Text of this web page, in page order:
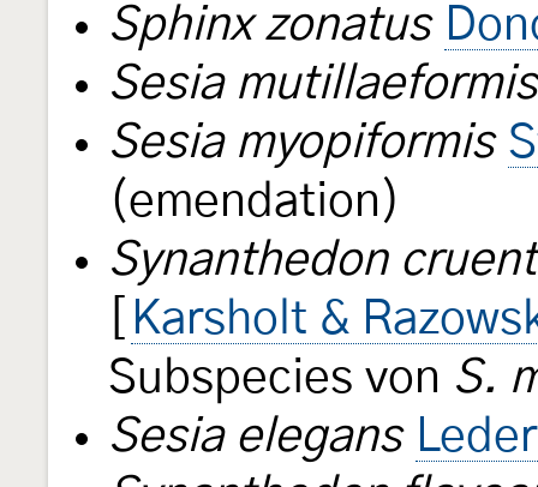
Sphinx zonatus
Sesia mutillaeformis
Sesia myopiformis
(emendation)
Synanthedon
Karsholt &
Subspecies von S.
Sesia elegans